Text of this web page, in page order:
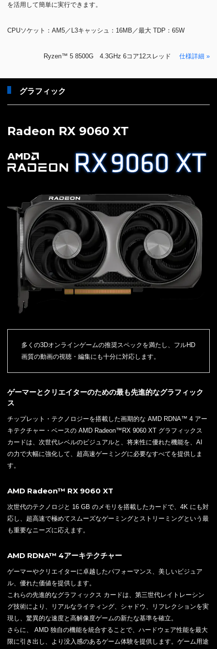
を活用して簡単に実行できます。
CPUソケット：AM5／L3キャッシュ：16MB／最大 TDP：65W
Ryzen™ 5 8500G 4.3GHz 6コア12スレッド 仕様詳細 »
グラフィック
Radeon RX 9060 XT
多くの3Dオンラインゲームの推奨スペックを満たし、フルHD
画質の動画の視聴・編集にも十分に対応します。
ゲーマーとクリエイターのための最も先進的なグラフィック
ス
チップレット・テクノロジーを搭載した画期的な AMD RDNA™ 4 アー
キテクチャー・ベースの AMD Radeon™RX 9060 XT グラフィックス
カードは、次世代レベルのビジュアルと、将来性に優れた機能を、AI
の力で大幅に強化して、超高速ゲーミングに必要なすべてを提供しま
す。
AMD Radeon™ RX 9060 XT
次世代のテクノロジと 16 GB のメモリを搭載したカードで、4K にも対
応し、超高速で極めてスムーズなゲーミングとストリーミングという最
も重要なニーズに応えます。
AMD RDNA™ 4アーキテクチャー
ゲーマーやクリエイターに卓越したパフォーマンス、美しいビジュア
ル、優れた価値を提供します。
これらの先進的なグラフィックス カードは、第三世代レイトレーシン
グ技術により、リアルなライティング、シャドウ、リフレクションを実
現し、驚異的な速度と高解像度ゲームの新たな基準を確立。
さらに、 AMD 独自の機能を統合することで、ハードウェア性能を最大
限に引き出し、より没入感のあるゲーム体験を提供します。ゲーム用途